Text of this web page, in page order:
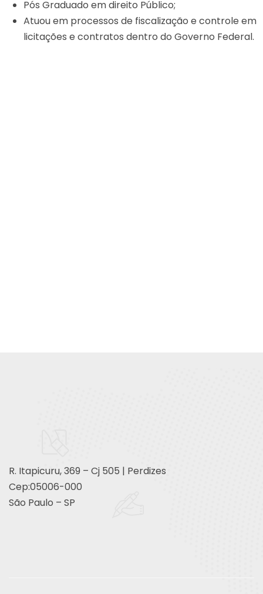
Pós Graduado em direito Público;
Atuou em processos de fiscalização e controle em
licitações e contratos dentro do Governo Federal.
R. Itapicuru, 369 – Cj 505 | Perdizes
Cep:05006-000
São Paulo – SP